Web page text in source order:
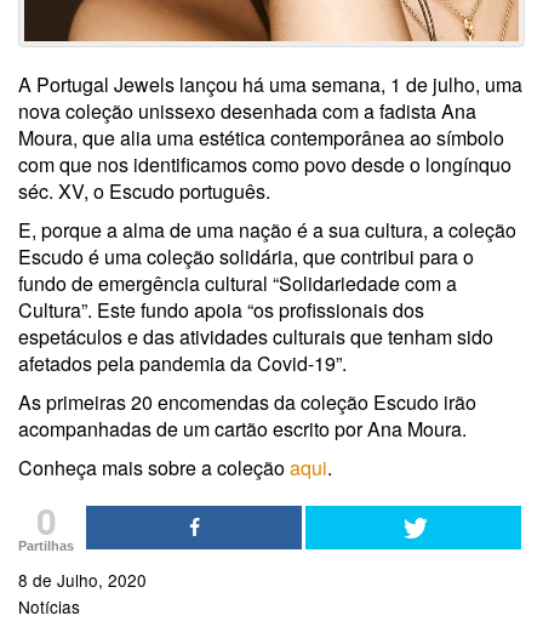
A Portugal Jewels lançou há uma semana, 1 de julho, uma
nova coleção unissexo desenhada com a fadista Ana
Moura, que alia uma estética contemporânea ao símbolo
com que nos identificamos como povo desde o longínquo
séc. XV, o Escudo português.
E, porque a alma de uma nação é a sua cultura, a coleção
Escudo é uma coleção solidária, que contribui para o
fundo de emergência cultural “Solidariedade com a
Cultura”. Este fundo apoia “os profissionais dos
espetáculos e das atividades culturais que tenham sido
afetados pela pandemia da Covid-19”.
As primeiras 20 encomendas da coleção Escudo irão
acompanhadas de um cartão escrito por Ana Moura.
Conheça mais sobre a coleçãoaqui.
0
Partilhas
8 de Julho, 2020
Notícias